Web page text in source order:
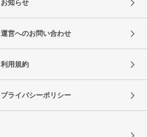
お知らせ
運営へのお問い合わせ
利用規約
プライバシーポリシー